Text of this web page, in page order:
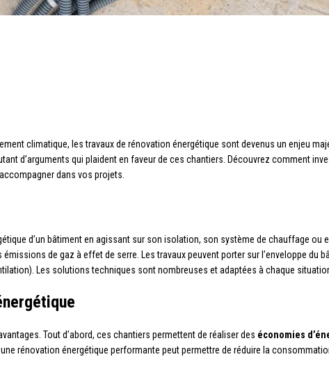
climatique, les travaux de rénovation énergétique sont devenus un enjeu
d’arguments qui plaident en faveur de ces chantiers. Découvrez comment
dans vos projets.
d’un bâtiment en agissant sur son isolation, son système de chauffage ou
de gaz à effet de serre. Les travaux peuvent porter sur l’enveloppe du
Les solutions techniques sont nombreuses et adaptées à chaque
Tout d’abord, ces chantiers permettent de réaliser des économies
rénovation énergétique performante peut permettre de réduire la